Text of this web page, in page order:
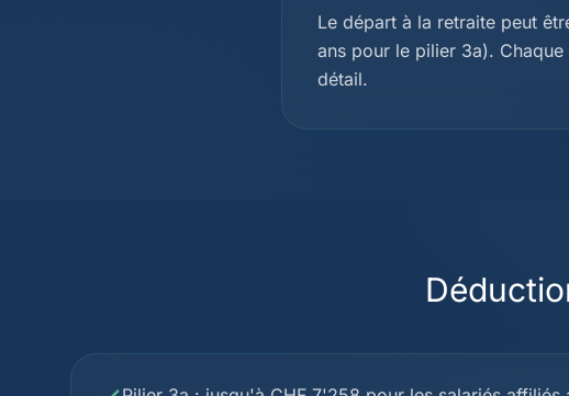
Le départ à la retraite peut
ans pour le pilier 3a).
détail.